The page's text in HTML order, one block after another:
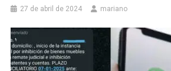
27 de abril de 2024 mariano